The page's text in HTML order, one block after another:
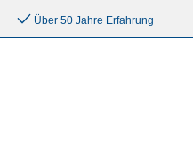
springenÜber 50 Jahre Erfahrung